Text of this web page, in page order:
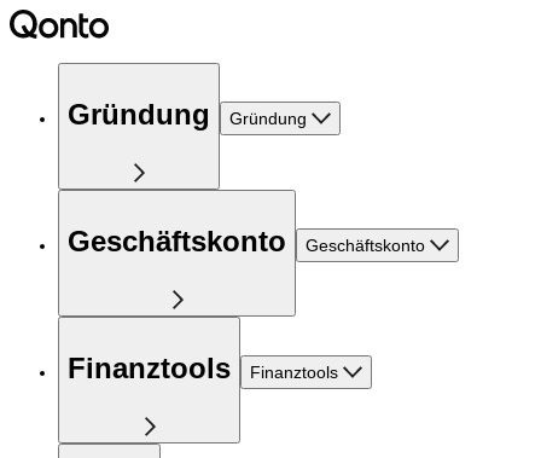
Gründung Gründung
Geschäftskonto Geschäftskonto
Finanztools Finanztools